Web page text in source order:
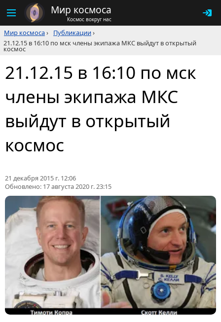
Мир космоса
Космос вокруг нас
Мир космоса› Публикации›
21.12.15 в 16:10 по мск члены экипажа МКС выйдут в открытый
космос
21.12.15 в 16:10 по мск
члены экипажа МКС
выйдут в открытый
космос
21 декабря 2015 г. 12:06
Обновлено: 17 августа 2020 г. 23:15